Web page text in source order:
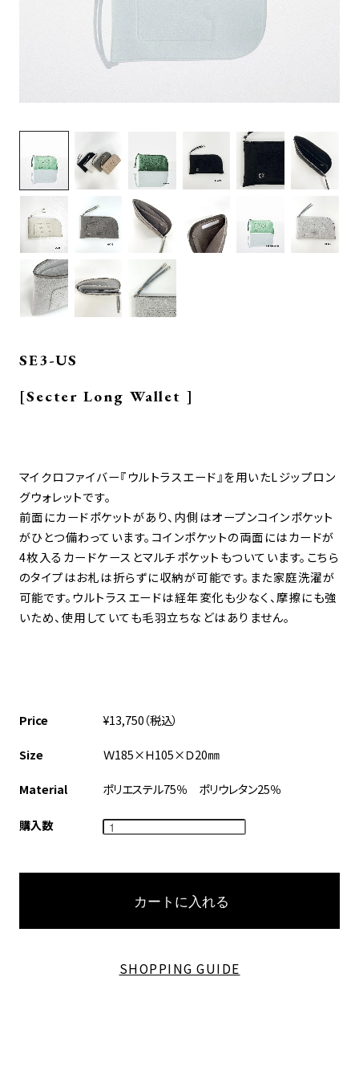
SE3-US
[Secter Long Wallet ]
マイクロファイバー『ウルトラスエード』を用いたLジップロン
グウォレットです。
前面にカードポケットがあり、内側はオープンコインポケット
がひとつ備わっています。コインポケットの両面にはカードが
4枚入るカードケースとマルチポケットもついています。こちら
のタイプはお札は折らずに収納が可能です。また家庭洗濯が
可能です。ウルトラスエードは経年変化も少なく、摩擦にも強
いため、使用していても毛羽立ちなどはありません。
Price ¥13,750（税込）
Size Ｗ185×Ｈ105×Ｄ20㎜
Material ポリエステル75％ ポリウレタン25％
購入数
SHOPPING GUIDE